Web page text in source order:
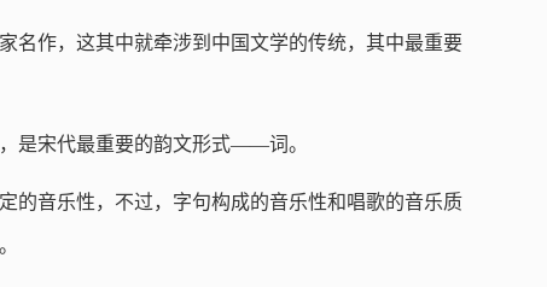
名作，这其中就牵涉到中国文学的传统，其中最重要
是宋代最重要的韵文形式——词。
的音乐性，不过，字句构成的音乐性和唱歌的音乐质